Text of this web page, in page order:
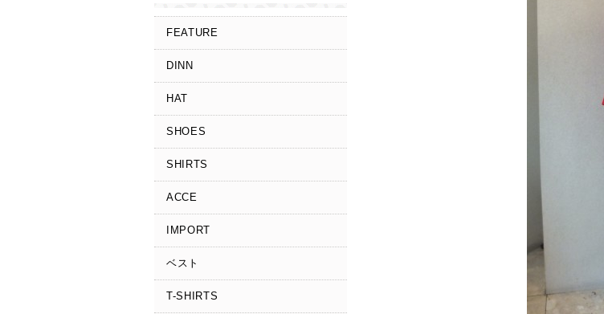
FEATURE
DINN
HAT
SHOES
SHIRTS
ACCE
IMPORT
ベスト
T-SHIRTS